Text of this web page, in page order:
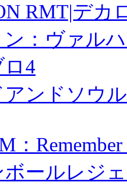
RMT|デカ
：ヴァル
4
ンドソウ
：
ボールレジ